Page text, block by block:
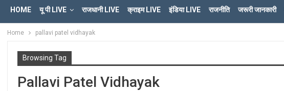
HOME यू पी LIVE राजधानी LIVE क्राइम LIVE इंडिया LIVE राजनीति जरूरी जानकारी
Home pallavi patel vidhayak
Browsing Tag
Pallavi Patel Vidhayak